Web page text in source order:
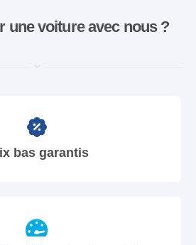
une voiture avec nous ?
bas garantis